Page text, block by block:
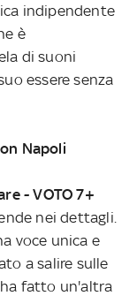
indipendente
è
di suoni
essere senza
Napoli
- VOTO 7+
nei dettagli.
voce unica e
a salire sulle
ha fatto un'altra